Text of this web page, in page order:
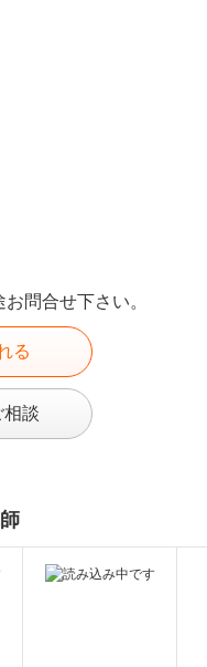
問合せ下さい。
る
相談